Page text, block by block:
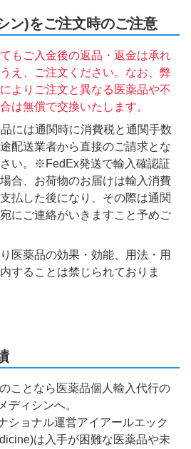
ン)をご注文時のご注意
もご入金後の返品・返金は承れ
え、ご注文ください。なお、弊
よりご注文と異なる医薬品や不
は無償で交換いたします。
には通関時に消費税と通関手数
配送業者から直接のご請求とな
い。※FedEx発送で輸入確認証
合、お荷物のお届けは輸入消費
払した後になり、その際は通関
にご連絡がいきますこと予めご
医薬品の効果・効能、用法・用
することは禁じられておりま
ことなら医薬品個人輸入代行の
ディシンへ。
ショナル運営アイアールエック
は入手が困難な医薬品や未